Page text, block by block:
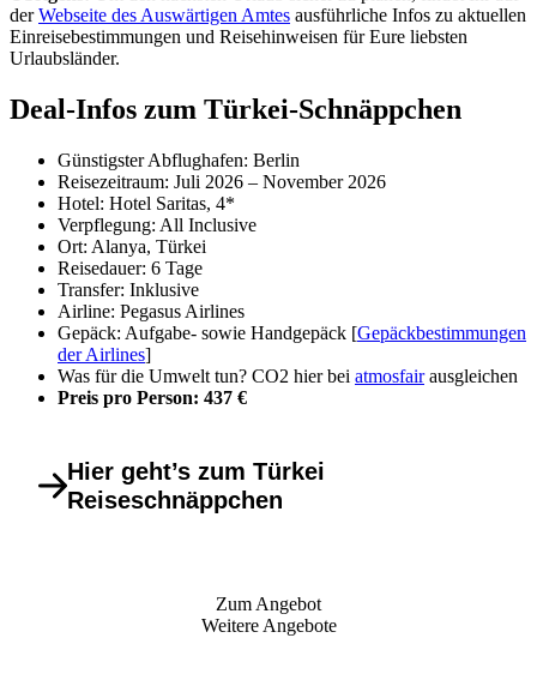
derWebseite des Auswärtigen Amtes ausführliche Infos zu aktuellen
Einreisebestimmungen und Reisehinweisen für Eure liebsten
Urlaubsländer.
Deal-Infos zum Türkei-Schnäppchen
Günstigster Abflughafen: Berlin
Reisezeitraum: Juli 2026 – November 2026
Hotel: Hotel Saritas, 4*
Verpflegung: All Inclusive
Ort: Alanya, Türkei
Reisedauer: 6 Tage
Transfer: Inklusive
Airline: Pegasus Airlines
Gepäck: Aufgabe- sowie Handgepäck [Gepäckbestimmungen
der Airlines]
Was für die Umwelt tun? CO2 hier bei atmosfairausgleichen
Preis pro Person: 437 €
Hier geht’s zum Türkei
Reiseschnäppchen
Zum Angebot
Weitere Angebote